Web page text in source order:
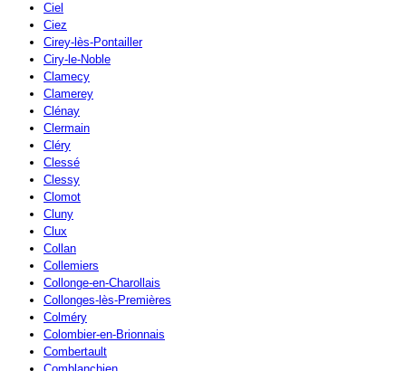
Ciel
Ciez
Cirey-lès-Pontailler
Ciry-le-Noble
Clamecy
Clamerey
Clénay
Clermain
Cléry
Clessé
Clessy
Clomot
Cluny
Clux
Collan
Collemiers
Collonge-en-Charollais
Collonges-lès-Premières
Colméry
Colombier-en-Brionnais
Combertault